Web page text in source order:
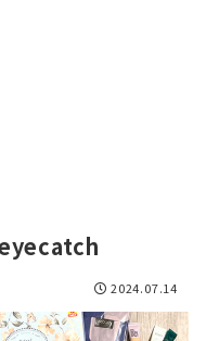
2024.07.14